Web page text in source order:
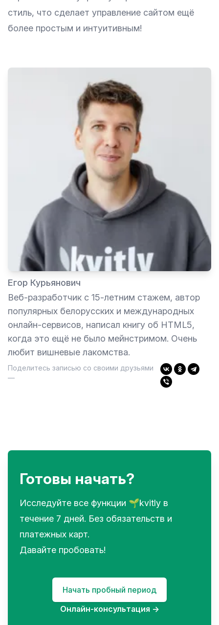
стиль, что сделает управление сайтом ещё
более простым и интуитивным!
Егор Курьянович
Веб-разработчик с 15-летним стажем, автор
популярных белорусских и международных
онлайн-сервисов, написал книгу об HTML5,
когда это ещё не было мейнстримом. Очень
любит вишневые лакомства.
Поделитесь записью со своими друзьями
—
Готовы начать?
Исследуйте все функции 🌱kvitly в
течение 7 дней. Без обязательств и
платежных карт.
Давайте пробовать!
Начать пробный период
Онлайн-консультация →